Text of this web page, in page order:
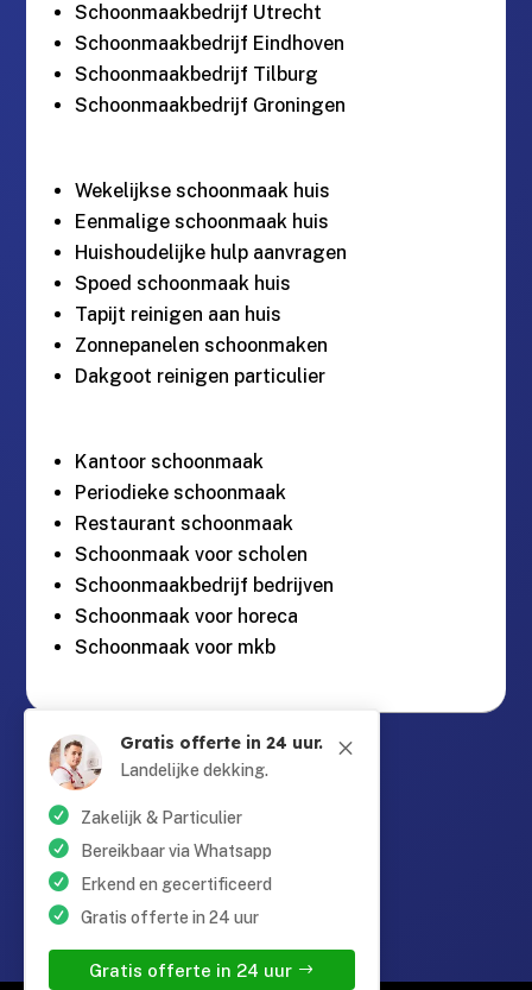
Schoonmaakbedrijf Utrecht
Schoonmaakbedrijf Eindhoven
Schoonmaakbedrijf Tilburg
Schoonmaakbedrijf Groningen
Wekelijkse schoonmaak huis
Eenmalige schoonmaak huis
Huishoudelijke hulp aanvragen
Spoed schoonmaak huis
Tapijt reinigen aan huis
Zonnepanelen schoonmaken
Dakgoot reinigen particulier
Kantoor schoonmaak
Periodieke schoonmaak
Restaurant schoonmaak
Schoonmaak voor scholen
Schoonmaakbedrijf bedrijven
Schoonmaak voor horeca
Schoonmaak voor mkb

Guntersteinweg 377,
2531KA Den Haag

 085 90 24 24 6
M
Gratis offerte in 24 uur.
Landelijke dekking.
Zakelijk & Particulier
Bereikbaar via Whatsapp
Erkend en gecertificeerd
Gratis offerte in 24 uur
Gratis offerte in 24 uur